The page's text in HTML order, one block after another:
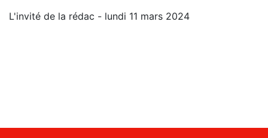
L'invité de la rédac - lundi 11 mars 2024